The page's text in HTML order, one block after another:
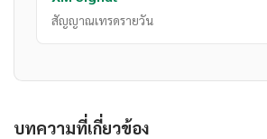
สัญญาณเทรดรายวัน
บทความที่เกี่ยวข้อง